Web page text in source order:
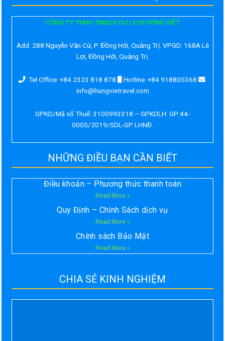
CÔNG TY TNHH TM&DV DU LỊCH HƯNG VIỆT
Add: 288 Nguyễn Văn Cừ, P. Đồng Hới, Quảng Trị. VPGD: 168A Lê
Lợi, Đồng Hới, Quảng Trị.
Tel Office: +84 2323 818 878
Hotline: +84 918805368
info@hungvietravel.com
GPKD/Mã số Thuế: 3100993318 – GPKDLH: GP:44-
0005/2019/SDL-GP LHNĐ.
NHỮNG ĐIỀU BẠN CẦN BIẾT
Điều khoản – Phương thức thanh toán
Read More »
Quy Định – Chính Sách dịch vụ
Read More »
Chính sách Bảo Mật
Read More »
CHIA SẺ KINH NGHIỆM